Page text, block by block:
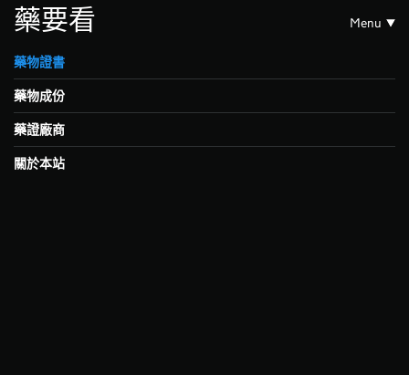
藥要看 Menu
藥物證書
藥物成份
藥證廠商
關於本站